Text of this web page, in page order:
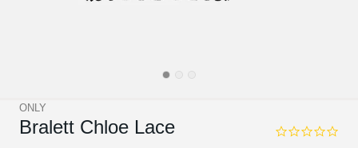
ONLY
Bralett Chloe Lace
0.0